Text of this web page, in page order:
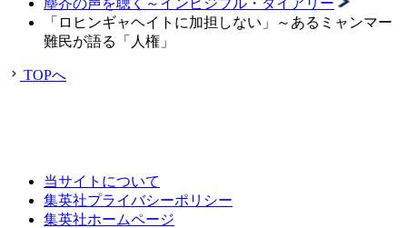
「ロヒンギャヘイトに加担しない」～あるミャンマー
難民が語る「人権」
TOPへ
当サイトについて
集英社プライバシーポリシー
集英社ホームページ